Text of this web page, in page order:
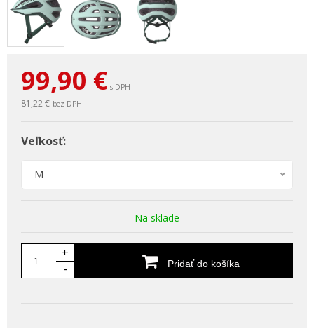
99,90 € s DPH
81,22 € bez DPH
Veľkosť:
M
Na sklade
+
-
Pridať do košíka